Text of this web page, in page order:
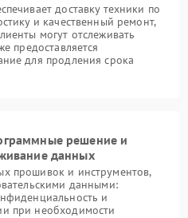
доставку техники по
и качественный ремонт,
могут отслеживать
предоставляется
для продления срока
решение и
данных
прошивок и инструментов,
данными:
и
при необходимости